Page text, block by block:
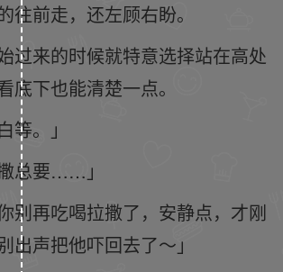
往前走，还左顾右盼。
过来的时候就特意选择站在高处
底下也能清楚一点。
等。」
总要……」
别再吃喝拉撒了，安静点，才刚
出声把他吓回去了～」